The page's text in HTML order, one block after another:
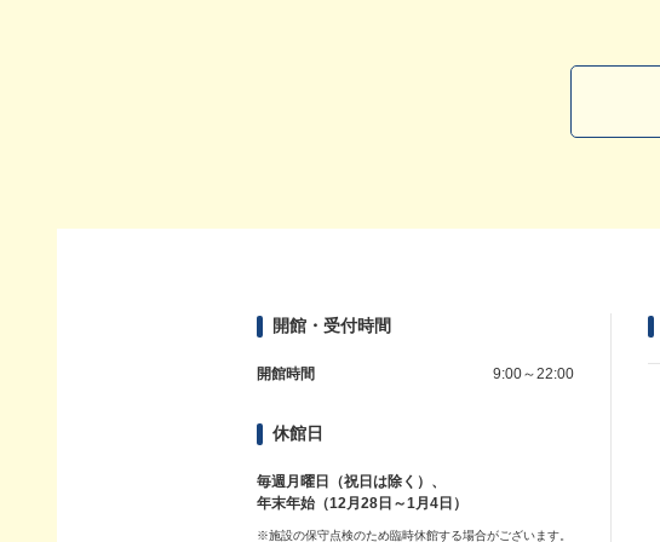
開館・受付時間
開館時間 9:00～22:00
休館日
毎週月曜日（祝日は除く）、
年末年始（12月28日～1月4日）
※施設の保守点検のため臨時休館する場合がございます。